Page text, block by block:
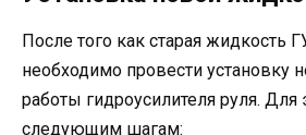
После того как старая жидкость
необходимо провести установку
работы гидроусилителя руля. Для
следующим шагам: